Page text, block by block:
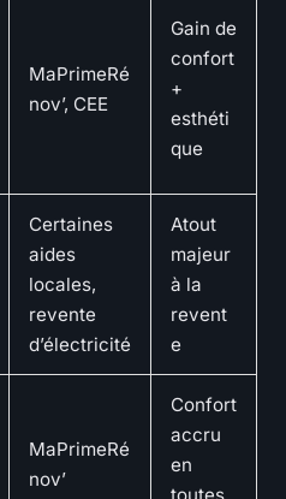
MaPrimeRé
nov’, CEE
Gain de
confort
+
esthéti
que
Certaines
aides
locales,
revente
d’électricité
Atout
majeur
à la
revent
e
MaPrimeRé
nov’
Confort
accru
en
toutes